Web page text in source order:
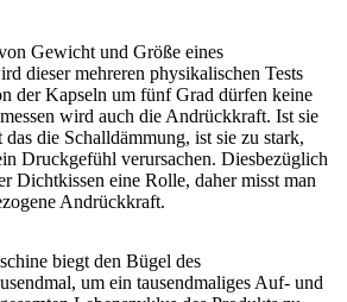
Gewicht und Größe eines
dieser mehreren physikalischen Tests
der Kapseln um fünf Grad dürfen keine
wird auch die Andrückkraft. Ist sie
die Schalldämmung, ist sie zu stark,
Druckgefühl verursachen. Diesbezüglich
Dichtkissen eine Rolle, daher misst man
Andrückkraft.
biegt den Bügel des
um ein tausendmaliges Auf- und